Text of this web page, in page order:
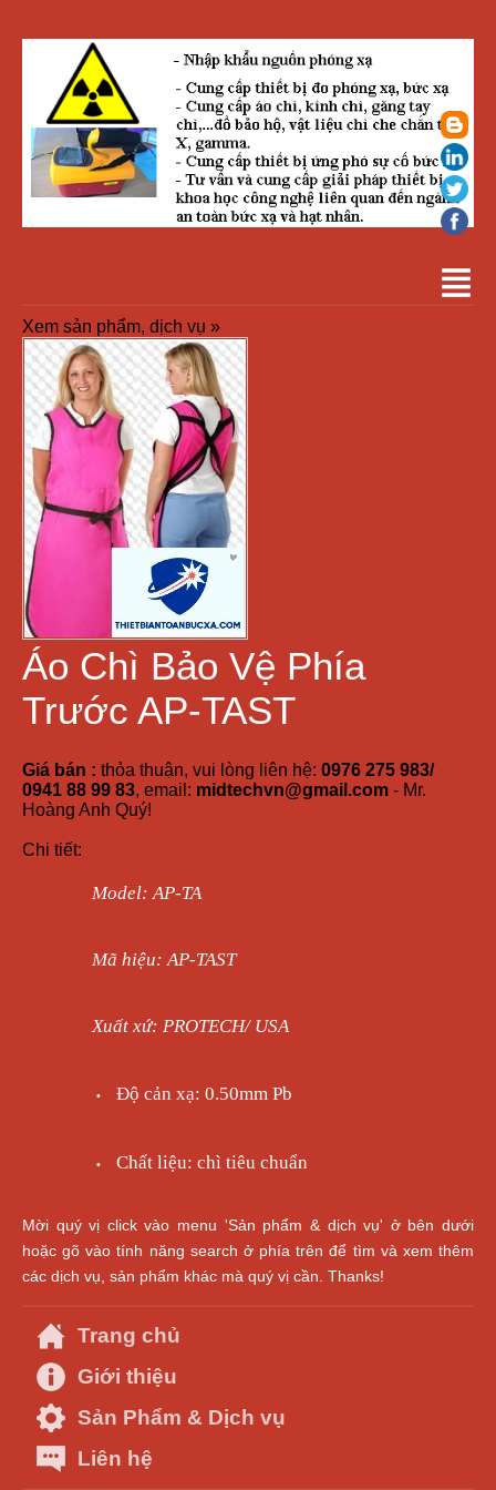
Xem sản phẩm, dịch vụ »
Áo Chì Bảo Vệ Phía
Trước AP-TAST
Giá bán : thỏa thuận, vui lòng liên hệ: 0976 275 983/
0941 88 99 83, email: midtechvn@gmail.com - Mr.
Hoàng Anh Quý!
Chi tiết:
Model: AP-TA
Mã hiệu: AP-TAST
Xuất xứ: PROTECH/ USA
• Độ cản xạ: 0.50mm Pb
• Chất liệu: chì tiêu chuẩn
Mời quý vị click vào menu 'Sản phẩm & dịch vụ' ở bên dưới
hoặc gõ vào tính năng search ở phía trên để tìm và xem thêm
các dịch vụ, sản phẩm khác mà quý vị cần. Thanks!
Trang chủ
Giới thiệu
Sản Phẩm & Dịch vụ
Liên hệ